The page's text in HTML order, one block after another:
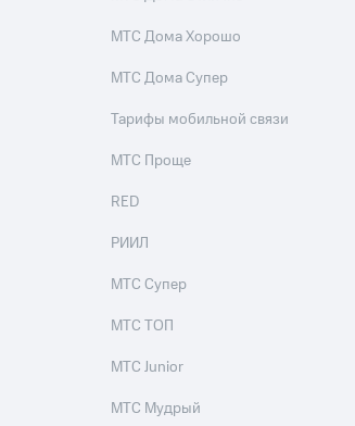
МТС Дома Хорошо
МТС Дома Супер
Тарифы мобильной связи
МТС Проще
RED
РИИЛ
МТС Супер
МТС ТОП
МТС Junior
МТС Мудрый